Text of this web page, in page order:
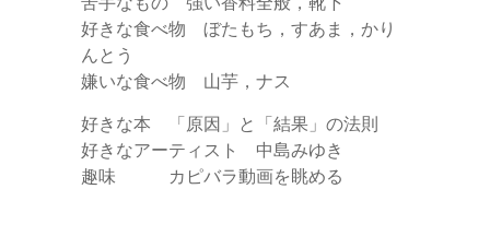
好きな食べ物 ぼたもち，すあま，かり
んとう
嫌いな食べ物 山芋，ナス
好きな本 「原因」と「結果」の法則
好きなアーティスト 中島みゆき
趣味 カピバラ動画を眺める